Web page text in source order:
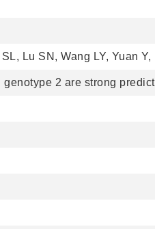
Lu SN, Wang LY, Yuan
2 are strong